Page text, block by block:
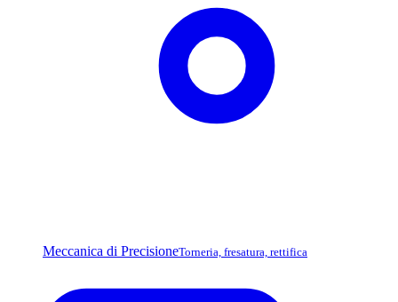
Meccanica di PrecisioneTorneria, fresatura, rettifica